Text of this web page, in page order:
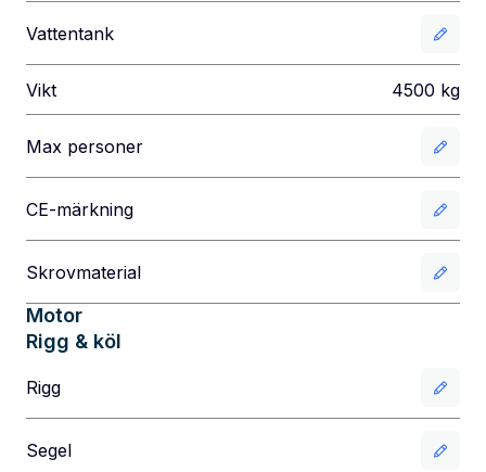
Vattentank
Vikt 4500 kg
Max personer
CE-märkning
Skrovmaterial
Motor
Rigg & köl
Rigg
Segel